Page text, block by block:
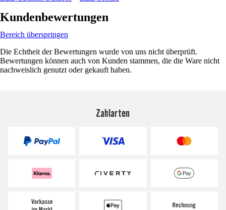
Kundenbewertungen
Bereich überspringen
Die Echtheit der Bewertungen wurde von uns nicht überprüft.
Bewertungen können auch von Kunden stammen, die die Ware nicht
nachweislich genutzt oder gekauft haben.
Zahlarten